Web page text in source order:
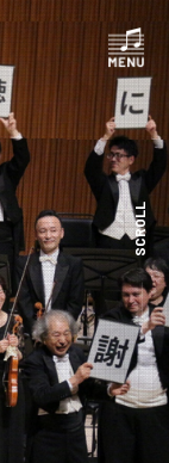
SCROLL